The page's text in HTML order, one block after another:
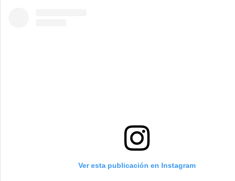
Ver esta publicación en Instagram